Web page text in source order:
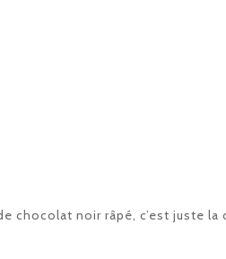
chocolat noir râpé, c’est juste la